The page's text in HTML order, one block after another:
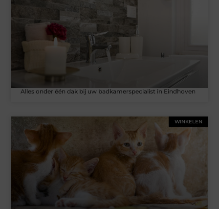
Alles onder één dak bij uw badkamerspecialist in Eindhoven
WINKELEN